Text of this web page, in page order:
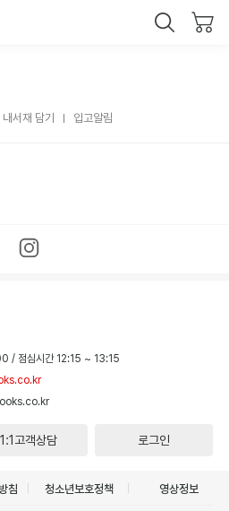
내서재 담기 입고알림
/ 점심시간 12:15 ~ 13:15
1:1고객상담 로그인
침 청소년보호정책 영상정보